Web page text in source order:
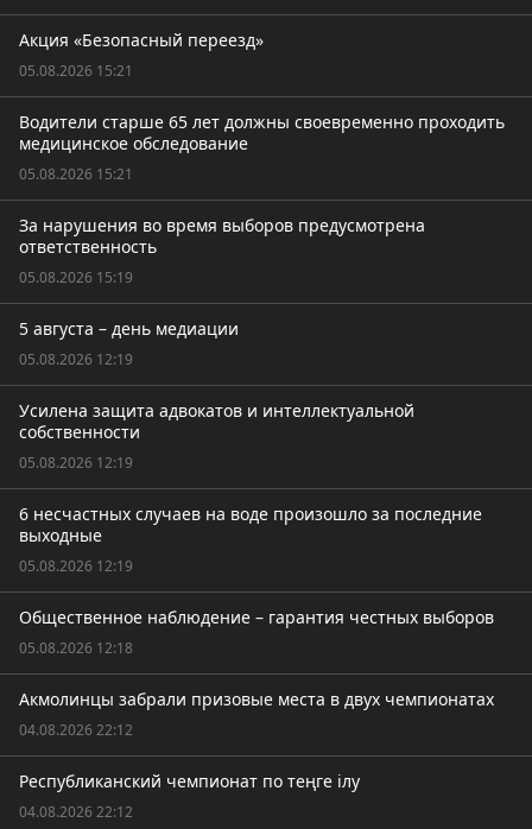
Акция «Безопасный переезд»
05.08.2026 15:21
Водители старше 65 лет должны своевременно проходить
медицинское обследование
05.08.2026 15:21
За нарушения во время выборов предусмотрена
ответственность
05.08.2026 15:19
5 августа – день медиации
05.08.2026 12:19
Усилена защита адвокатов и интеллектуальной
собственности
05.08.2026 12:19
6 несчастных случаев на воде произошло за последние
выходные
05.08.2026 12:19
Общественное наблюдение – гарантия честных выборов
05.08.2026 12:18
Акмолинцы забрали призовые места в двух чемпионатах
04.08.2026 22:12
Республиканский чемпионат по теңге ілу
04.08.2026 22:12